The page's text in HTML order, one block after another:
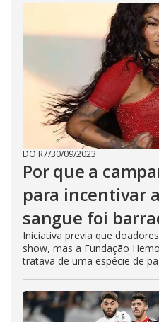
DO R7/30/09/2023
Por que a
para incentivar
sangue foi
Iniciativa previa que
show, mas a Fundação
tratava de uma espécie de